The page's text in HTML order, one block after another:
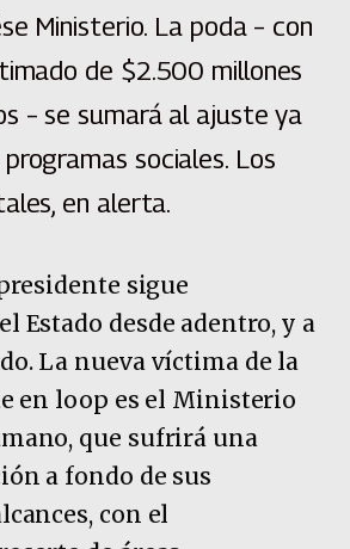
Ministerio. La poda – con
de $2.500 millones
– se sumará al ajuste ya
sociales. Los
en alerta.
sigue
Estado desde adentro, y a
La nueva víctima de la
en loop es el Ministerio
que sufrirá una
a fondo de sus
con el